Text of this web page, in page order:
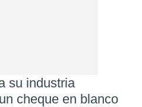
su industria
cheque en blanco